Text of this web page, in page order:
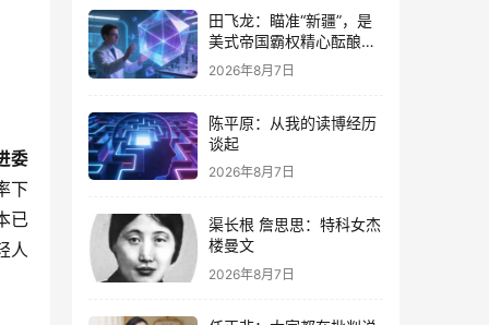
委
下
已
人
田飞龙：瞄准“新疆”，是
美式帝国霸权精心酝酿的
专项行动
2026年8月7日
陈平原：从我的读博经历
谈起
2026年8月7日
渠长根 詹思思：特科女杰
楼曼文
2026年8月7日